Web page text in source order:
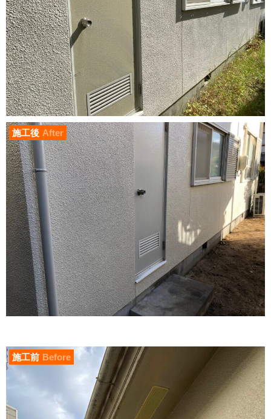
施工後 After
施工前 Before